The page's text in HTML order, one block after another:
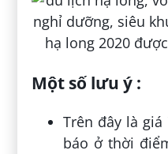
Một số lưu ý :
Trên đây là
báo ở thời